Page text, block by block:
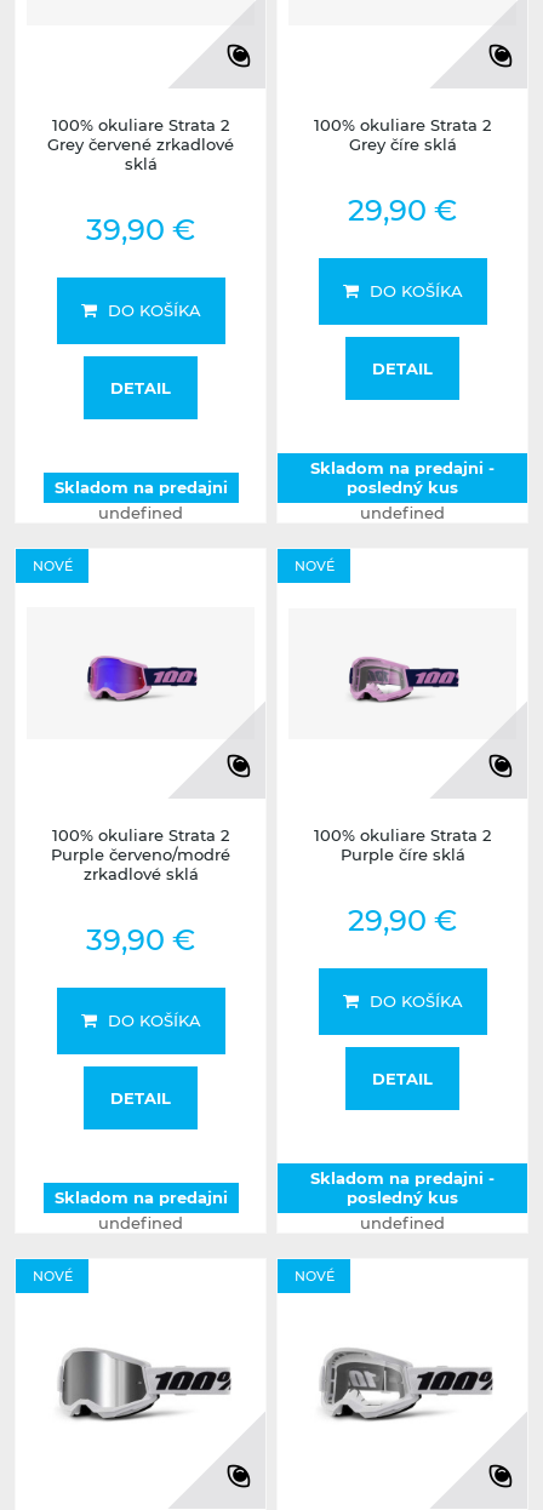
100% okuliare Strata 2
Grey červené zrkadlové
sklá
39,90 €
DO KOŠÍKA
DETAIL
Skladom na predajni
undefined
100% okuliare Strata 2
Grey číre sklá
29,90 €
DO KOŠÍKA
DETAIL
Skladom na predajni -
posledný kus
undefined
NOVÉ
100% okuliare Strata 2
Purple červeno/modré
zrkadlové sklá
39,90 €
DO KOŠÍKA
DETAIL
Skladom na predajni
undefined
NOVÉ
100% okuliare Strata 2
Purple číre sklá
29,90 €
DO KOŠÍKA
DETAIL
Skladom na predajni -
posledný kus
undefined
NOVÉ NOVÉ